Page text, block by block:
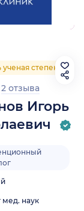
ученая степень
Игорь
2 отзыва
мед. наук